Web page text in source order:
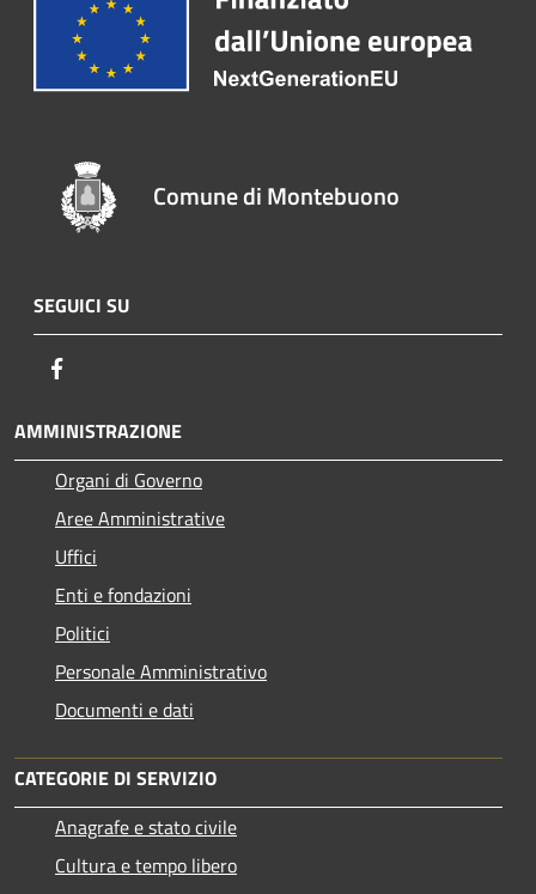
Comune di Montebuono
SEGUICI SU
AMMINISTRAZIONE
Organi di Governo
Aree Amministrative
Uffici
Enti e fondazioni
Politici
Personale Amministrativo
Documenti e dati
CATEGORIE DI SERVIZIO
Anagrafe e stato civile
Cultura e tempo libero